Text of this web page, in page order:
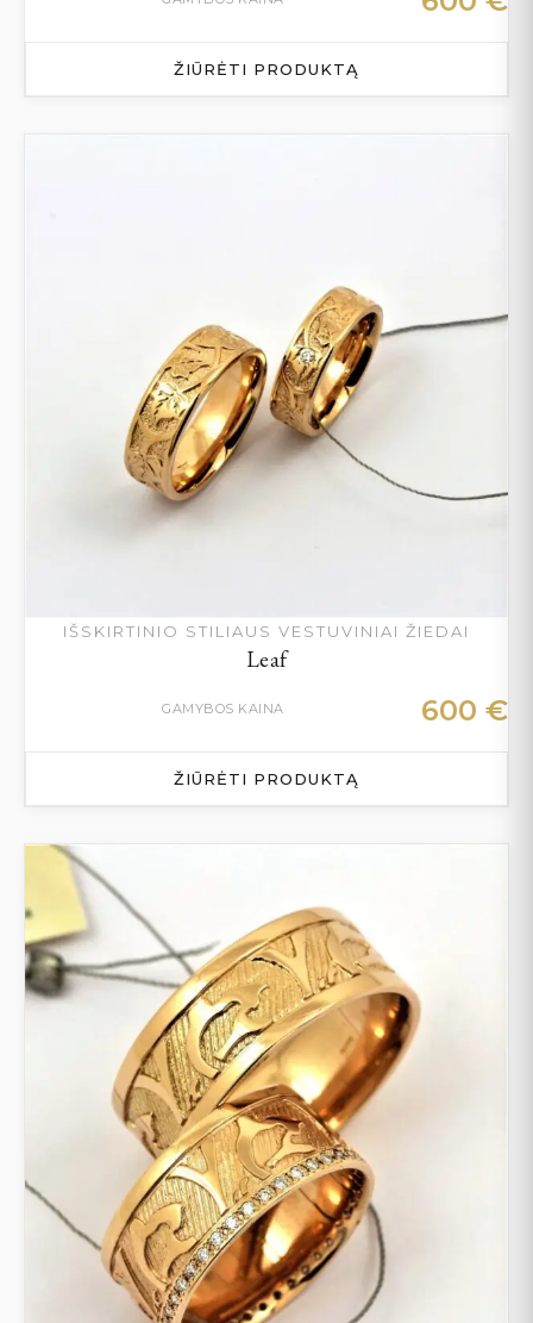
ŽIŪRĖTI PRODUKTĄ
IŠSKIRTINIO STILIAUS VESTUVINIAI ŽIEDAI
Leaf
GAMYBOS KAINA 600 €
ŽIŪRĖTI PRODUKTĄ